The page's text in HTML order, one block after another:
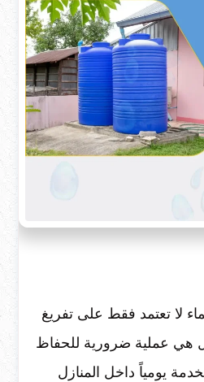
لا تعتمد فقط على تفريغ
هي عملية ضرورية للحفاظ
يومياً داخل المنازل